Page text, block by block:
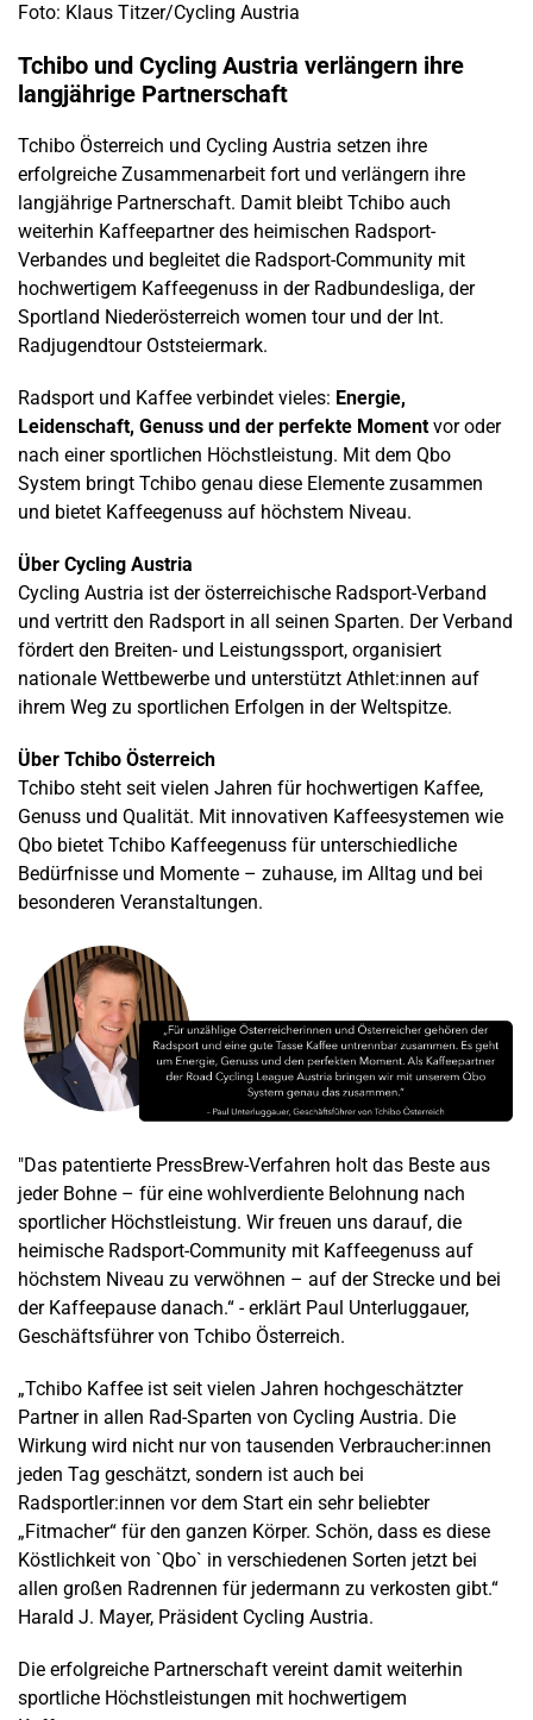
Foto: Klaus Titzer/Cycling Austria
Tchibo und Cycling Austria verlängern ihre
langjährige Partnerschaft
Tchibo Österreich und Cycling Austria setzen ihre
erfolgreiche Zusammenarbeit fort und verlängern ihre
langjährige Partnerschaft. Damit bleibt Tchibo auch
weiterhin Kaffeepartner des heimischen Radsport-
Verbandes und begleitet die Radsport-Community mit
hochwertigem Kaffeegenuss in der Radbundesliga, der
Sportland Niederösterreich women tour und der Int.
Radjugendtour Oststeiermark.
Radsport und Kaffee verbindet vieles: Energie,
Leidenschaft, Genuss und der perfekte Momentvor oder
nach einer sportlichen Höchstleistung. Mit dem Qbo
System bringt Tchibo genau diese Elemente zusammen
und bietet Kaffeegenuss auf höchstem Niveau.
Über Cycling Austria
Cycling Austria ist der österreichische Radsport-Verband
und vertritt den Radsport in all seinen Sparten. Der Verband
fördert den Breiten- und Leistungssport, organisiert
nationale Wettbewerbe und unterstützt Athlet:innen auf
ihrem Weg zu sportlichen Erfolgen in der Weltspitze.
Über Tchibo Österreich
Tchibo steht seit vielen Jahren für hochwertigen Kaffee,
Genuss und Qualität. Mit innovativen Kaffeesystemen wie
Qbo bietet Tchibo Kaffeegenuss für unterschiedliche
Bedürfnisse und Momente – zuhause, im Alltag und bei
besonderen Veranstaltungen.
"Das patentierte PressBrew-Verfahren holt das Beste aus
jeder Bohne – für eine wohlverdiente Belohnung nach
sportlicher Höchstleistung. Wir freuen uns darauf, die
heimische Radsport-Community mit Kaffeegenuss auf
höchstem Niveau zu verwöhnen – auf der Strecke und bei
der Kaffeepause danach.“ - erklärt Paul Unterluggauer,
Geschäftsführer von Tchibo Österreich.
„Tchibo Kaffee ist seit vielen Jahren hochgeschätzter
Partner in allen Rad-Sparten von Cycling Austria. Die
Wirkung wird nicht nur von tausenden Verbraucher:innen
jeden Tag geschätzt, sondern ist auch bei
Radsportler:innen vor dem Start ein sehr beliebter
„Fitmacher“ für den ganzen Körper. Schön, dass es diese
Köstlichkeit von `Qbo` in verschiedenen Sorten jetzt bei
allen großen Radrennen für jedermann zu verkosten gibt.“
Harald J. Mayer, Präsident Cycling Austria.
Die erfolgreiche Partnerschaft vereint damit weiterhin
sportliche Höchstleistungen mit hochwertigem